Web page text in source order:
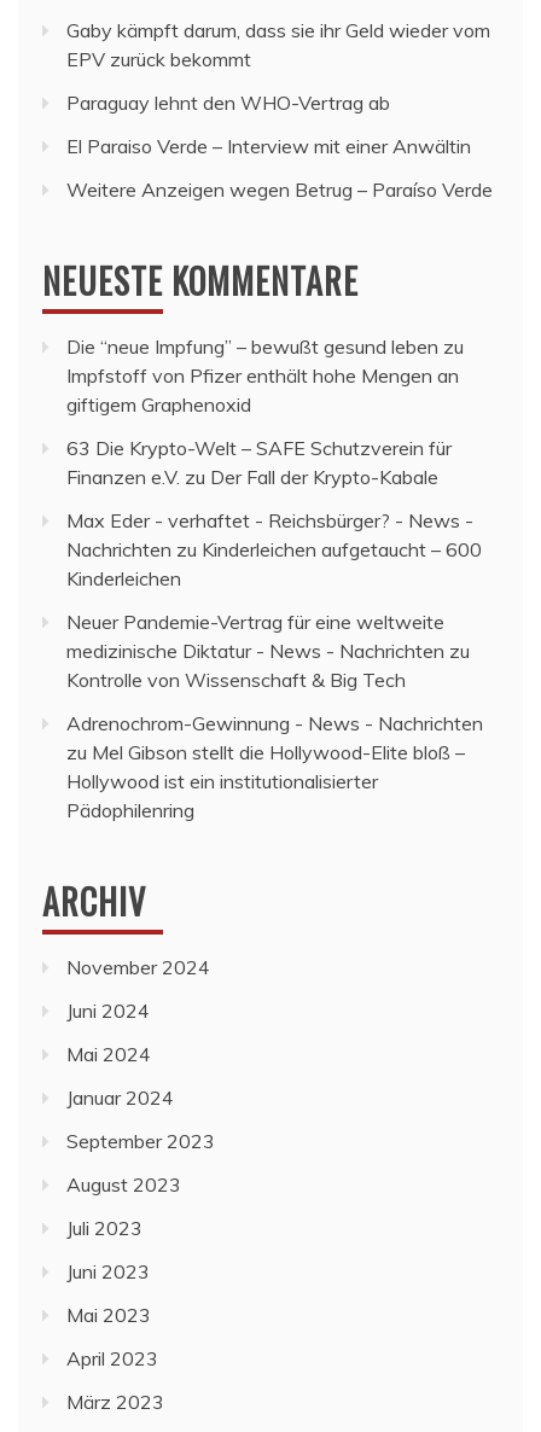
Gaby kämpft darum, dass sie ihr Geld wieder vom
EPV zurück bekommt
Paraguay lehnt den WHO-Vertrag ab
El Paraiso Verde – Interview mit einer Anwältin
Weitere Anzeigen wegen Betrug – Paraíso Verde
NEUESTE KOMMENTARE
Die “neue Impfung” – bewußt gesund leben zu
Impfstoff von Pfizer enthält hohe Mengen an
giftigem Graphenoxid
63 Die Krypto-Welt – SAFE Schutzverein für
Finanzen e.V. zu Der Fall der Krypto-Kabale
Max Eder - verhaftet - Reichsbürger? - News -
Nachrichten zu Kinderleichen aufgetaucht – 600
Kinderleichen
Neuer Pandemie-Vertrag für eine weltweite
medizinische Diktatur - News - Nachrichten zu
Kontrolle von Wissenschaft & Big Tech
Adrenochrom-Gewinnung - News - Nachrichten
zu Mel Gibson stellt die Hollywood-Elite bloß –
Hollywood ist ein institutionalisierter
Pädophilenring
ARCHIV
November 2024
Juni 2024
Mai 2024
Januar 2024
September 2023
August 2023
Juli 2023
Juni 2023
Mai 2023
April 2023
März 2023